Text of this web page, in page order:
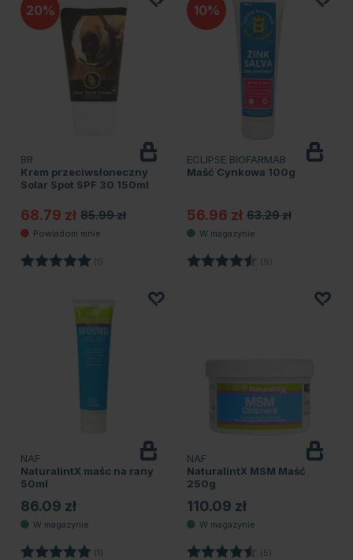
20
BR
Krem przeciwsłoneczny
Solar Spot SPF 30 150ml
68.79 zł 85.99 zł
Ocena: (1)
10
ECLIPSE BIOFARMAB
Maść Cynkowa 100g
56.96 zł 63.29 zł
Ocena: (9)
NAF
NaturalintX maśc na rany
50ml
86.09 zł
Ocena: (1)
NAF
NaturalintX MSM Maść
250g
110.09 zł
Ocena: (5)